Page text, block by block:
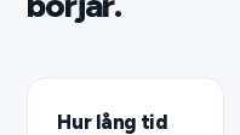
Hur lång tid